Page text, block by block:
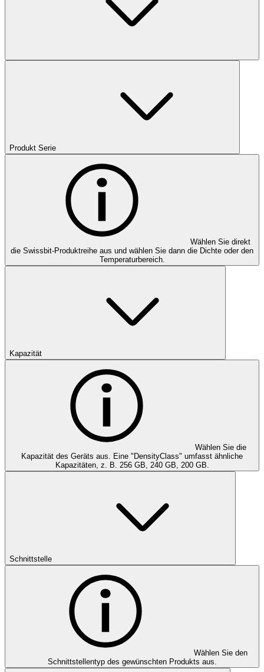
Produkt Serie
Wählen Sie direkt
die Swissbit-Produktreihe aus und wählen Sie dann die Dichte oder den
Temperaturbereich.
Kapazität
Wählen Sie die
Kapazität des Geräts aus. Eine "DensityClass" umfasst ähnliche
Kapazitäten, z. B. 256 GB, 240 GB, 200 GB.
Schnittstelle
Wählen Sie den
Schnittstellentyp des gewünschten Produkts aus.